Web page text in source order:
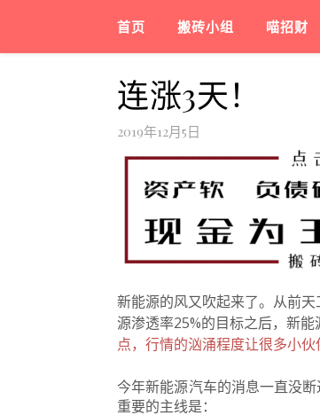
首页 搬砖小组 喵招财
连涨3天！
2019年12月5日
新能源的风又吹起来了。从前
源渗透率25%的目标之后，新能
点，行情的汹涌程度让很多小伙
今年新能源汽车的消息一直没
重要的主线是：